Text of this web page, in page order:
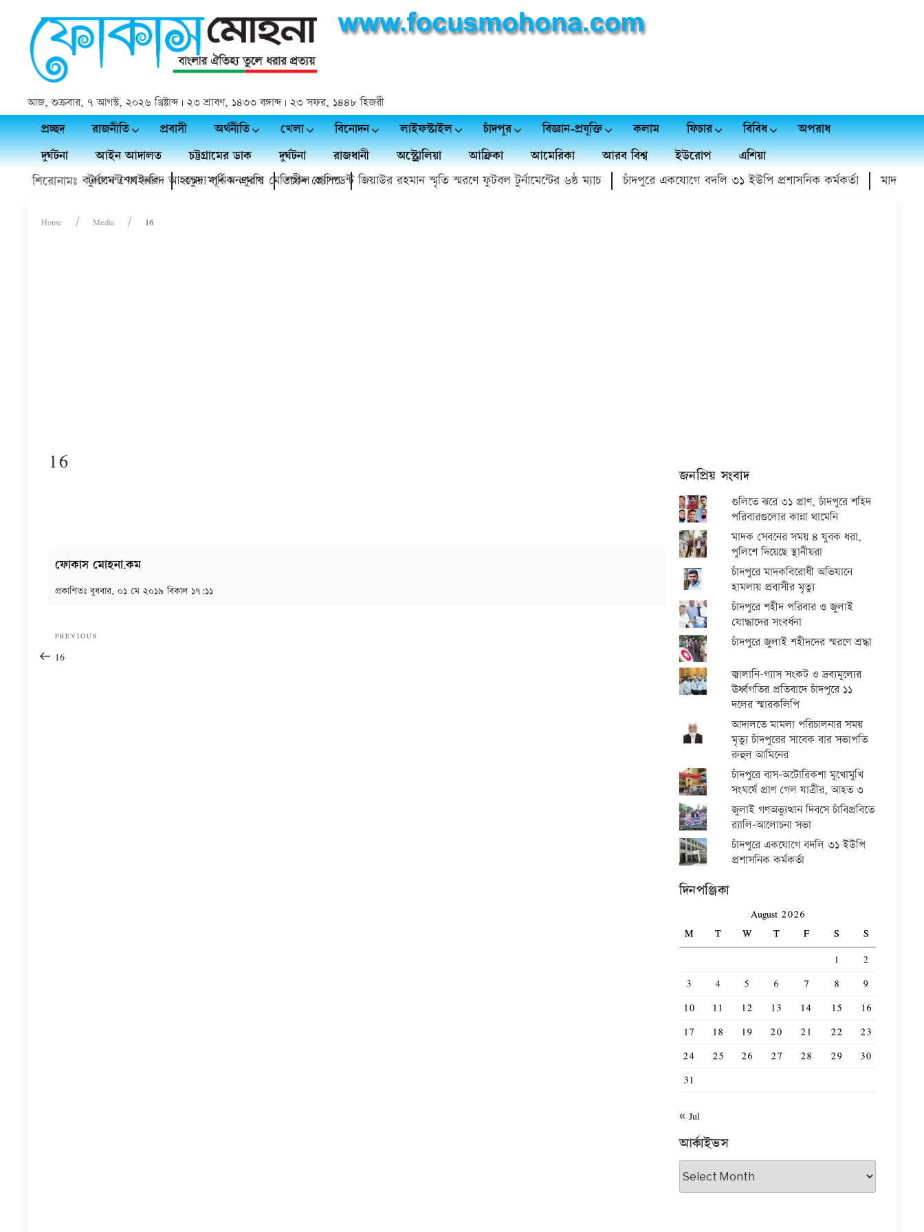
আজ, শুক্রবার, ৭ আগস্ট, ২০২৬ খ্রিষ্টাব্দ | ২৩ শ্রাবণ, ১৪৩৩ বঙ্গাব্দ | ২৩ সফর, ১৪৪৮ হিজরী
প্রচ্ছদ রাজনীতি প্রবাসী অর্থনীতি খেলা বিনোদন লাইফস্টাইল চাঁদপুর বিজ্ঞান-প্রযুক্তি কলাম ফিচার বিবিধ
অপরাধ
দুর্ঘটনা
আইন আদালত চট্টগ্রামের ডাক দুর্ঘটনা রাজধানী অস্ট্রোলিয়া আফ্রিকা আমেরিকা আরব বিশ্ব ইউরোপ
এশিয়া
শিরোনামঃ
মাঠ উদ্বোধন করলেন শেখ ফরিদ আহম্মেদ মানিক এমপি শহীদ প্রেসিডেন্ট জিয়াউর রহমান স্মৃতি স্মরণে ফুটবল টুর্নামেন্টের ৬ষ্ঠ ম্যাচ চাঁদপুরে একযোগে বদলি ৩১ ইউপি প্রশাসনিক কর্মকর্তা মাদক
প্রীতি ফুটবল টুর্নামেন্ট ফাইনাল কচুয়া পূর্ব মনপুরায় মেডিকেল ক্যাম্প
Home Media 16
16
ফোকাস মোহনা.কম
প্রকাশিতঃবুধবার, ০১ মে ২০১৯ বিকাল ১৭:১১
Previous
Post
PREVIOUS
16
জনপ্রিয় সংবাদ
গুলিতে ঝরে ৩১ প্রাণ, চাঁদপুরে শহিদ
পরিবারগুলোর কান্না থামেনি
মাদক সেবনের সময় ৪ যুবক ধরা,
পুলিশে দিয়েছে স্থানীয়রা
চাঁদপুরে মাদকবিরোধী অভিযানে
হামলায় প্রবাসীর মৃত্যু
চাঁদপুরে শহীদ পরিবার ও জুলাই
যোদ্ধাদের সংবর্ধনা
চাঁদপুরে জুলাই শহীদদের স্মরণে শ্রদ্ধা
জ্বালানি-গ্যাস সংকট ও দ্রব্যমূল্যের
ঊর্ধ্বগতির প্রতিবাদে চাঁদপুরে ১১
দলের স্মারকলিপি
আদালতে মামলা পরিচালনার সময়
মৃত্যু চাঁদপুরের সাবেক বার সভাপতি
রুহুল আমিনের
চাঁদপুরে বাস-অটোরিকশা মুখোমুখি
সংঘর্ষে প্রাণ গেল যাত্রীর, আহত ৩
জুলাই গণঅভ্যুত্থান দিবসে চাঁবিপ্রবিতে
র‍্যালি-আলোচনা সভা
চাঁদপুরে একযোগে বদলি ৩১ ইউপি
প্রশাসনিক কর্মকর্তা
দিনপঞ্জিকা
August 2026
M
T W T F S
S
1
2
3
4 5 6 7 8
9
10
11 12 13 14 15
16
17
18 19 20 21 22
23
24
25 26 27 28 29
30
31
« Jul
আর্কাইভস
আর্কাইভস